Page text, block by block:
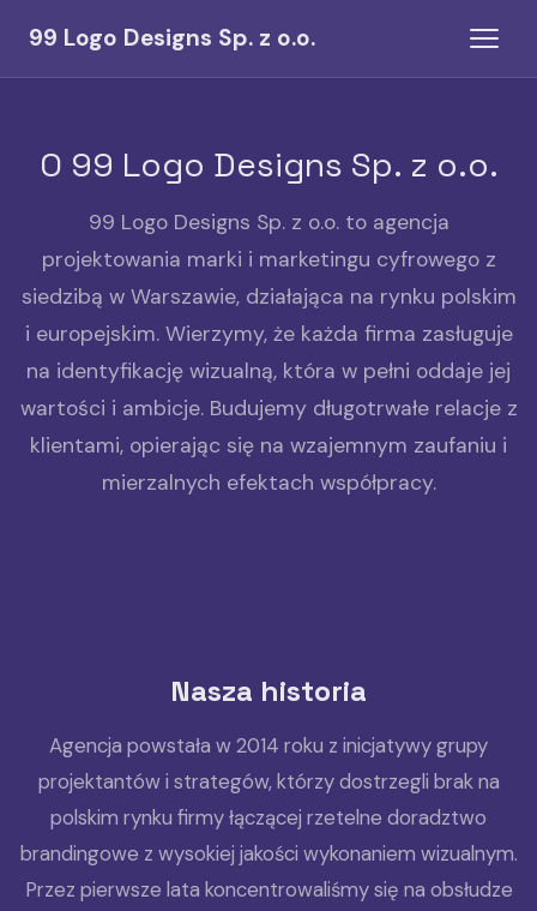
99 Logo Designs Sp. z o.o.
O 99 Logo Designs Sp. z o.o.
99 Logo Designs Sp. z o.o. to agencja
projektowania marki i marketingu cyfrowego z
siedzibą w Warszawie, działająca na rynku polskim
i europejskim. Wierzymy, że każda firma zasługuje
na identyfikację wizualną, która w pełni oddaje jej
wartości i ambicje. Budujemy długotrwałe relacje z
klientami, opierając się na wzajemnym zaufaniu i
mierzalnych efektach współpracy.
Nasza historia
Agencja powstała w 2014 roku z inicjatywy grupy
projektantów i strategów, którzy dostrzegli brak na
polskim rynku firmy łączącej rzetelne doradztwo
brandingowe z wysokiej jakości wykonaniem wizualnym.
Przez pierwsze lata koncentrowaliśmy się na obsłudze